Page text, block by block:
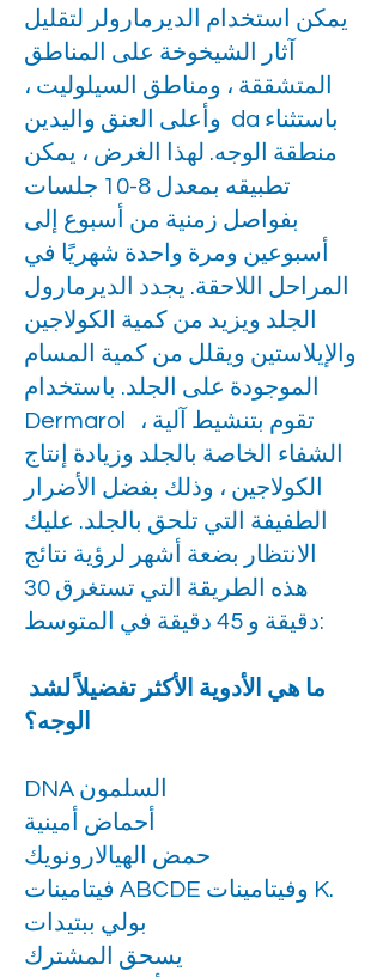
يمكن استخدام الديرمارولر لتقليل
آثار الشيخوخة على المناطق
المتشققة ، ومناطق السيلوليت ،
وأعلى العنق واليدين da باستثناء
منطقة الوجه. لهذا الغرض ، يمكن
تطبيقه بمعدل 8-10 جلسات
بفواصل زمنية من أسبوع إلى
أسبوعين ومرة واحدة شهريًا في
المراحل اللاحقة. يجدد الديرمارول
الجلد ويزيد من كمية الكولاجين
والإيلاستين ويقلل من كمية المسام
الموجودة على الجلد. باستخدام
Dermarol ، تقوم بتنشيط آلية
الشفاء الخاصة بالجلد وزيادة إنتاج
الكولاجين ، وذلك بفضل الأضرار
الطفيفة التي تلحق بالجلد. عليك
الانتظار بضعة أشهر لرؤية نتائج
هذه الطريقة التي تستغرق 30
دقيقة و 45 دقيقة في المتوسط:
ما هي الأدوية الأكثر تفضيلاً لشد
الوجه؟
DNA السلمون
أحماض أمينية
حمض الهيالارونويك
فيتامينات ABCDE وفيتامينات K.
بولي ببتيدات
يسحق المشترك